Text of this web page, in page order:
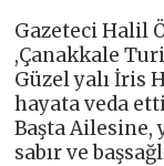
Gazeteci Halil
,Çanakkale
Güzel yalı İris
hayata veda
Başta Ailesine,
sabır ve